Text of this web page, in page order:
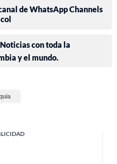
de WhatsApp Channels
con toda la
y el mundo.